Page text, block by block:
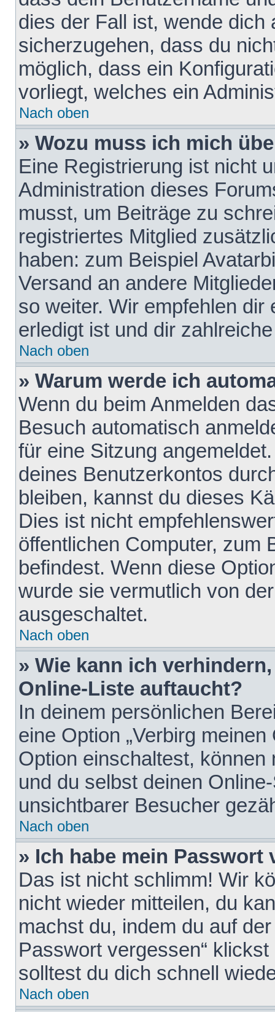
dies der Fall ist, wende dich
sicherzugehen, dass du
möglich, dass ein
vorliegt, welches ein
Nach oben
» Wozu muss ich mich
Eine Registrierung ist nicht
Administration dieses
musst, um Beiträge zu
registriertes Mitglied
haben: zum Beispiel
Versand an andere
so weiter. Wir empfehlen
erledigt ist und dir
Nach oben
» Warum werde ich
Wenn du beim Anmelden
Besuch automatisch
für eine Sitzung
deines Benutzerkontos
bleiben, kannst du dieses
Dies ist nicht
öffentlichen Computer, zum
befindest. Wenn diese
wurde sie vermutlich von
ausgeschaltet.
Nach oben
» Wie kann ich
Online-Liste auftaucht?
In deinem persönlichen
eine Option „Verbirg
Option einschaltest,
und du selbst deinen
unsichtbarer Besucher
Nach oben
» Ich habe mein Passwort
Das ist nicht schlimm! Wir
nicht wieder mitteilen, du
machst du, indem du auf
Passwort vergessen“
solltest du dich schnell
Nach oben